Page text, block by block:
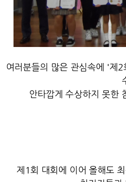
여러분들의 많은 관심속에 '제2
안타깝게 수상하지 못한
제1회 대회에 이어 올해도